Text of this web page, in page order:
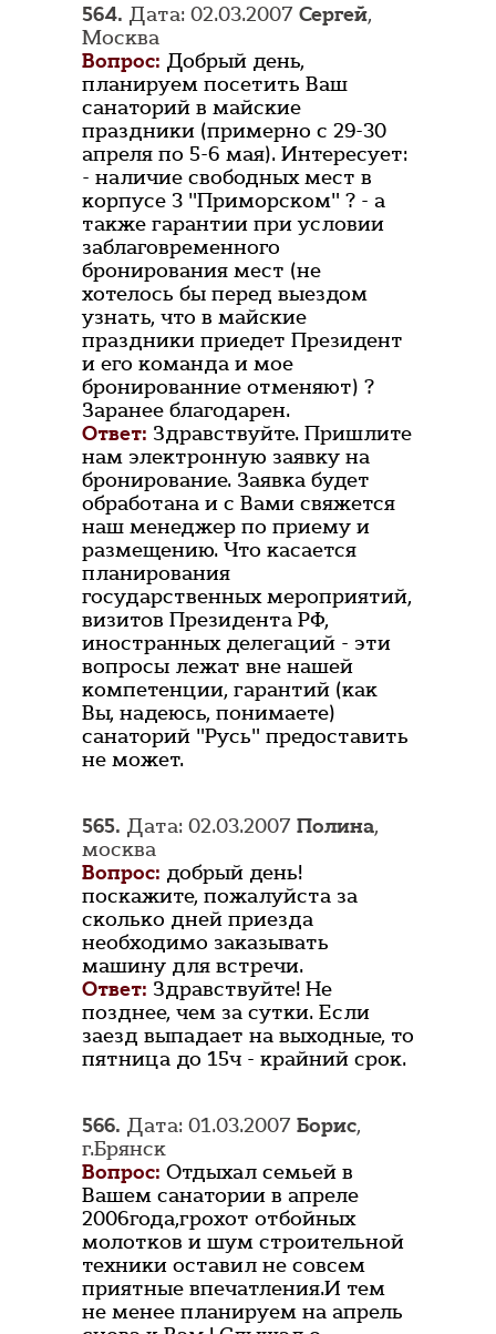
564. Дата: 02.03.2007 Сергей,
Москва
Вопрос: Добрый день,
планируем посетить Ваш
санаторий в майские
праздники (примерно с 29-30
апреля по 5-6 мая). Интересует:
- наличие свободных мест в
корпусе 3 "Приморском" ? - а
также гарантии при условии
заблаговременного
бронирования мест (не
хотелось бы перед выездом
узнать, что в майские
праздники приедет Президент
и его команда и мое
бронированние отменяют) ?
Заранее благодарен.
Ответ: Здравствуйте. Пришлите
нам электронную заявку на
бронирование. Заявка будет
обработана и с Вами свяжется
наш менеджер по приему и
размещению. Что касается
планирования
государственных мероприятий,
визитов Президента РФ,
иностранных делегаций - эти
вопросы лежат вне нашей
компетенции, гарантий (как
Вы, надеюсь, понимаете)
санаторий "Русь" предоставить
не может.
565. Дата: 02.03.2007 Полина,
москва
Вопрос: добрый день!
поскажите, пожалуйста за
сколько дней приезда
необходимо заказывать
машину для встречи.
Ответ: Здравствуйте! Не
позднее, чем за сутки. Если
заезд выпадает на выходные, то
пятница до 15ч - крайний срок.
566. Дата: 01.03.2007 Борис,
г.Брянск
Вопрос: Отдыхал семьей в
Вашем санатории в апреле
2006года,грохот отбойных
молотков и шум строительной
техники оставил не совсем
приятные впечатления.И тем
не менее планируем на апрель